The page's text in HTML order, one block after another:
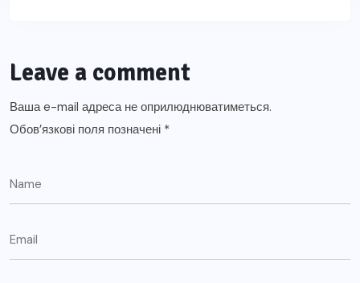
Leave a comment
Ваша e-mail адреса не оприлюднюватиметься.
Обов’язкові поля позначені *